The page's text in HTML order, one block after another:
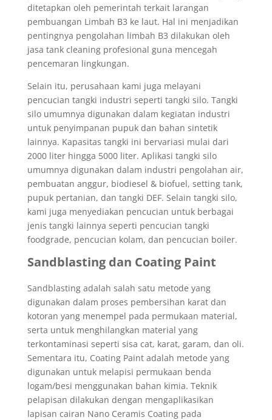
ditetapkan oleh pemerintah terkait larangan
pembuangan Limbah B3 ke laut. Hal ini menjadikan
pentingnya pengolahan limbah B3 dilakukan oleh
jasa tank cleaning profesional guna mencegah
pencemaran lingkungan.
Selain itu, perusahaan kami juga melayani
pencucian tangki industri seperti tangki silo. Tangki
silo umumnya digunakan dalam kegiatan industri
untuk penyimpanan pupuk dan bahan sintetik
lainnya. Kapasitas tangki ini bervariasi mulai dari
2000 liter hingga 5000 liter. Aplikasi tangki silo
umumnya digunakan dalam industri pengolahan air,
pembuatan anggur, biodiesel & biofuel, setting tank,
pupuk pertanian, dan tangki DEF. Selain tangki silo,
kami juga menyediakan pencucian untuk berbagai
jenis tangki lainnya seperti pencucian tangki
foodgrade, pencucian kolam, dan pencucian boiler.
Sandblasting dan Coating Paint
Sandblasting adalah salah satu metode yang
digunakan dalam proses pembersihan karat dan
kotoran yang menempel pada permukaan material,
serta untuk menghilangkan material yang
terkontaminasi seperti sisa cat, karat, garam, dan oli.
Sementara itu, Coating Paint adalah metode yang
digunakan untuk melapisi permukaan benda
logam/besi menggunakan bahan kimia. Teknik
pelapisan dilakukan dengan mengaplikasikan
lapisan cairan Nano Ceramis Coating pada